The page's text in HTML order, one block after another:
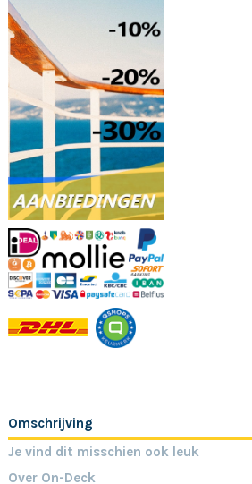
Omschrijving
Je vind dit misschien ook leuk
Over On-Deck